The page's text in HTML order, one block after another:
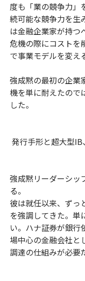
度も「業の競争力」
続可能な競争力を生
は金融企業家が持つ
危機の際にコストを
で事業モデルを変え
強成黙の最初の企業
機を単に耐えたので
した。
発行手形と超大型
強成黙リーダーシッ
る。
彼は就任以来、ずっ
を強調してきた。単
い。ハナ証券が銀行
場中心の金融会社と
調達の仕組みが必要